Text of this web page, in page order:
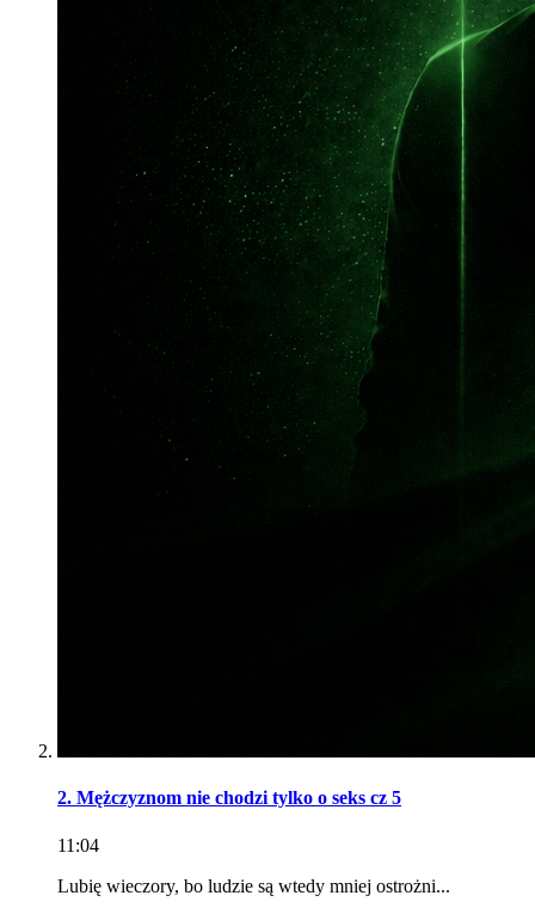
2. Mężczyznom nie chodzi tylko o seks cz 5
11:04
Lubię wieczory, bo ludzie są wtedy mniej ostrożni...